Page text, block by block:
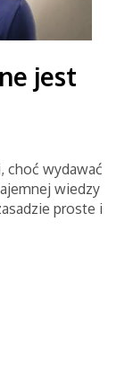
jest
choć wydawać
wiedzy
proste i